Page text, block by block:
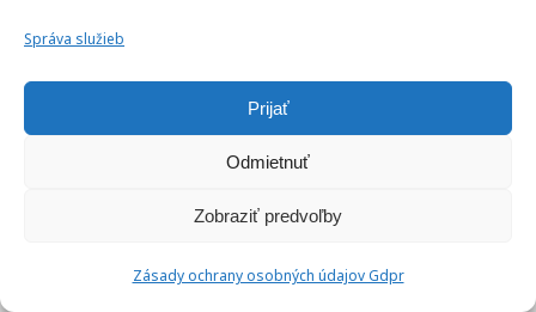
Správa služieb
Prijať
Odmietnuť
Zobraziť predvoľby
Zásady ochrany osobných údajov Gdpr
Začiatočnícke